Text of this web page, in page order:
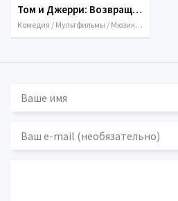
Том и Джерри: Возвращение в страну Оз / Tom & Jerry: Back to Oz (2016)
Комедия / Мультфильмы / Мюзикл / Приключения / Семейный / Фэнтези / 2016 / США